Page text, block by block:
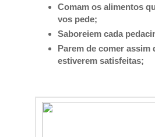
Comam os alimentos
vos pede;
Saboreiem cada
Parem de comer assim
estiverem satisfeitas;